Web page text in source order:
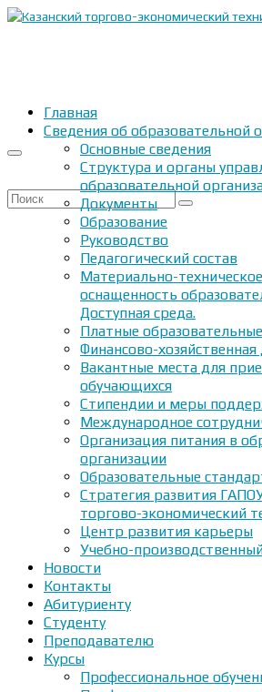
Искать:
Главная
Сведения об образовательной
Основные сведения
Структура и органы
образовательной
Документы
Образование
Руководство
Педагогический состав
Материально-
оснащенность
Доступная среда.
Платные образовательные
Финансово-хозяйственная
Вакантные места для
обучающихся
Стипендии и меры
Международное
Организация питания в
организации
Образовательные
Стратегия развития
торгово-экономический
Центр развития карьеры
Учебно-
Новости
Контакты
Абитуриенту
Студенту
Преподавателю
Курсы
Профессиональное